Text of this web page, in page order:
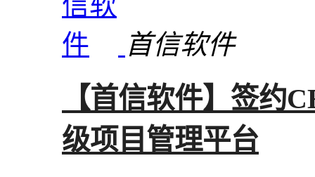
首信软件
【首信软件】签约
级项目管理平台